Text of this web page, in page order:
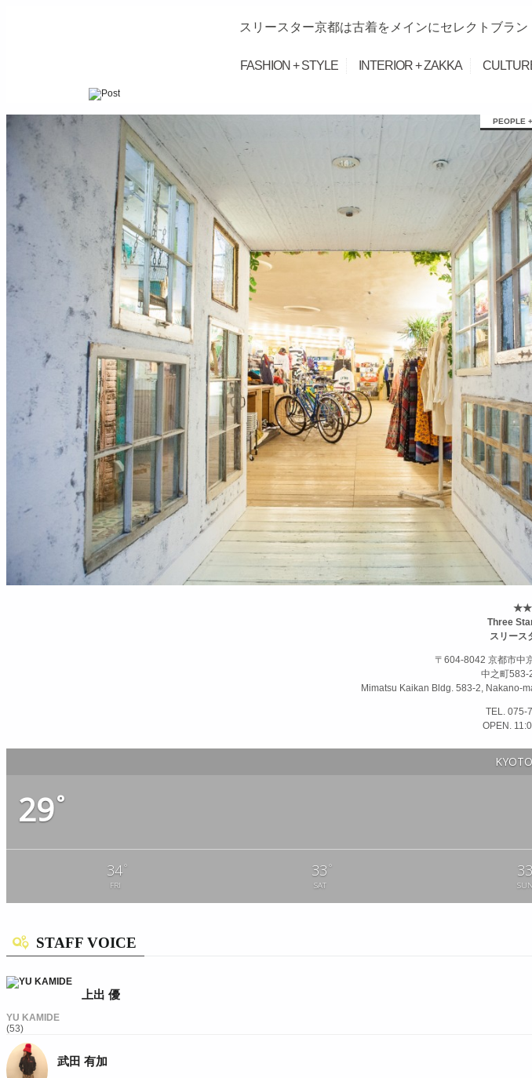
スリースター京都は古着をメインにセレクトブラ
FASHION + STYLE INTERIOR + ZAKKA
займ на карту онлайн без отказа PEOPLE
Three
スリース
〒604-8042 京都市中
中之町583-
Mimatsu Kaikan Bldg. 583-2, Nakano-
TEL. 075-
OPEN.
29°
34°
FRI
33 °
SAT
33
SUN
STAFF VOICE
上出 優
YU KAMIDE
(53)
武田 有加